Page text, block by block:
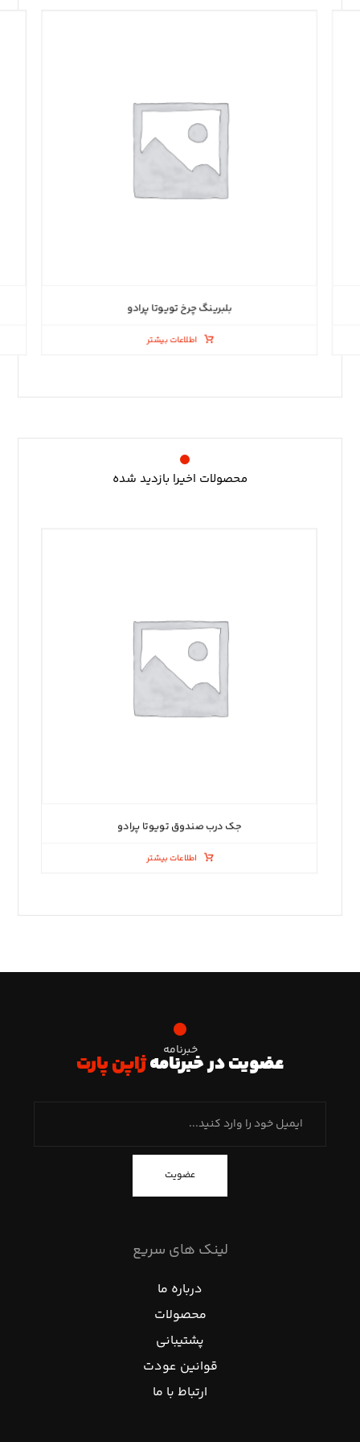
بلبرینگ چرخ تویوتا پرادو
اطلاعات بیشتر
محصولات اخیرا بازدید شده
جک درب صندوق تویوتا پرادو
اطلاعات بیشتر
خبرنامه
عضویت در خبرنامهژاپن پارت
عضویت
لینک های سریع
درباره ما
محصولات
پشتیبانی
قوانین عودت
ارتباط با ما